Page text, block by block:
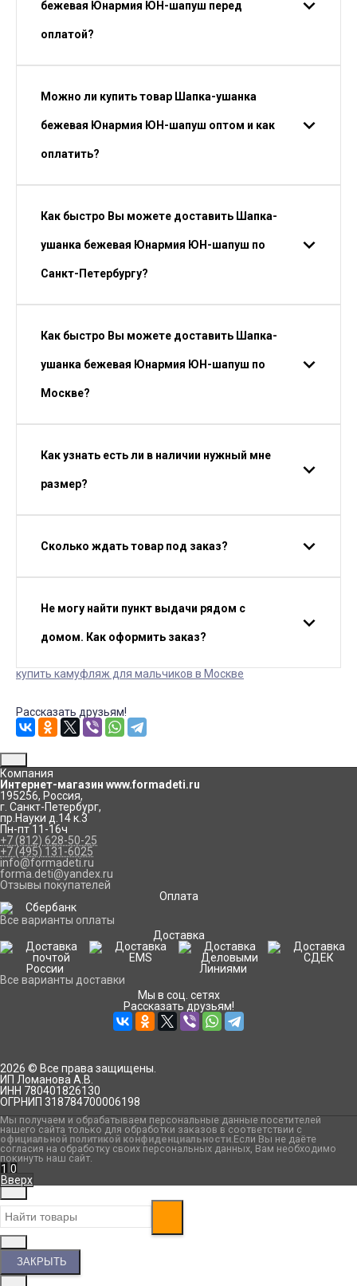
бежевая Юнармия ЮН-шапуш перед
оплатой?
Можно ли купить товар Шапка-ушанка
бежевая Юнармия ЮН-шапуш оптом и как
оплатить?
Как быстро Вы можете доставить Шапка-
ушанка бежевая Юнармия ЮН-шапуш по
Санкт-Петербургу?
Как быстро Вы можете доставить Шапка-
ушанка бежевая Юнармия ЮН-шапуш по
Москве?
Как узнать есть ли в наличии нужный мне
размер?
Сколько ждать товар под заказ?
Не могу найти пункт выдачи рядом с
домом. Как оформить заказ?
купить камуфляж для мальчиков в Москве
Рассказать друзьям!
Компания
Интернет-магазин www.formadeti.ru
195256, Россия,
г. Санкт-Петербург,
пр.Науки д.14 к.3
Пн-пт 11-16ч
+7 (812) 628-50-25
+7 (495) 131-6025
info@formadeti.ru
forma.deti@yandex.ru
Отзывы покупателей
Оплата
Все варианты оплаты
Доставка
Все варианты доставки
Мы в соц. сетях
Рассказать друзьям!
2026 © Все права защищены.
ИП Ломанова А.В.
ИНН 780401826130
ОГРНИП 318784700006198
Мы получаем и обрабатываем персональные данные посетителей
нашего сайта только для обработки заказов в соответствии с
официальной политикой конфиденциальности.Если Вы не даёте
согласия на обработку своих персональных данных, Вам необходимо
покинуть наш сайт.
1 0
Вверх
ЗАКРЫТЬ